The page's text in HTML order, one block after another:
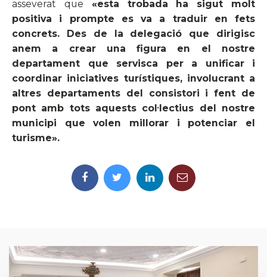
asseverat que «esta trobada ha sigut molt
positiva i prompte es va a traduir en fets
concrets. Des de la delegació que dirigisc
anem a crear una figura en el nostre
departament que servisca per a unificar i
coordinar iniciatives turístiques, involucrant a
altres departaments del consistori i fent de
pont amb tots aquests col·lectius del nostre
municipi que volen millorar i potenciar el
turisme».